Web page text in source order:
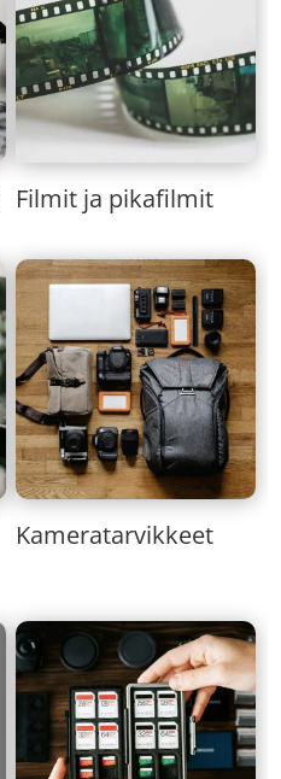
Filmit ja pikafilmit
Kameratarvikkeet